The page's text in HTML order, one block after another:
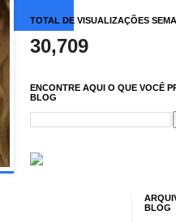
TOTAL DE VISUALIZAÇÕES
30,709
ENCONTRE AQUI O QUE VOCÊ
BLOG
BLOG